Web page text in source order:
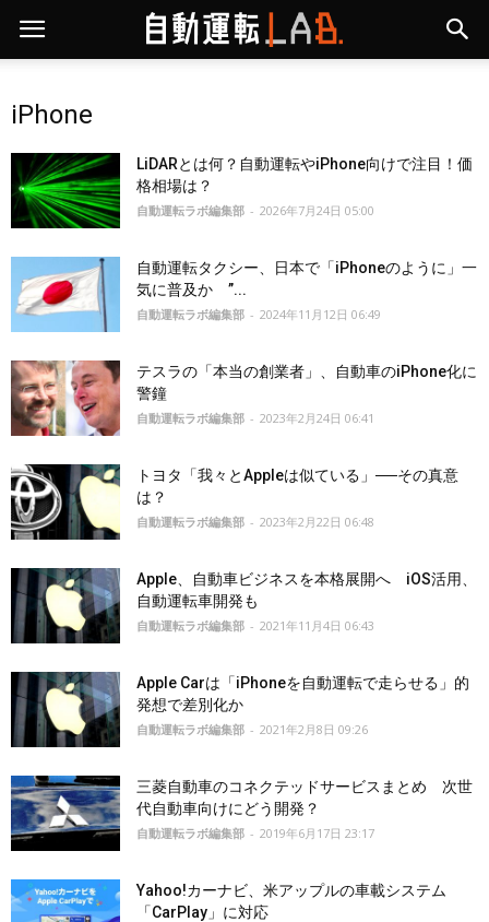
iPhone
LiDARとは何？自動運転やiPhone向けで注目！価
格相場は？
自動運転ラボ編集部 - 2026年7月24日 05:00
自動運転タクシー、日本で「iPhoneのように」一
気に普及か ”...
自動運転ラボ編集部 - 2024年11月12日 06:49
テスラの「本当の創業者」、自動車のiPhone化に
警鐘
自動運転ラボ編集部 - 2023年2月24日 06:41
トヨタ「我々とAppleは似ている」──その真意
は？
自動運転ラボ編集部 - 2023年2月22日 06:48
Apple、自動車ビジネスを本格展開へ iOS活用、
自動運転車開発も
自動運転ラボ編集部 - 2021年11月4日 06:43
Apple Carは「iPhoneを自動運転で走らせる」的
発想で差別化か
自動運転ラボ編集部 - 2021年2月8日 09:26
三菱自動車のコネクテッドサービスまとめ 次世
代自動車向けにどう開発？
自動運転ラボ編集部 - 2019年6月17日 23:17
Yahoo!カーナビ、米アップルの車載システム
「CarPlay」に対応